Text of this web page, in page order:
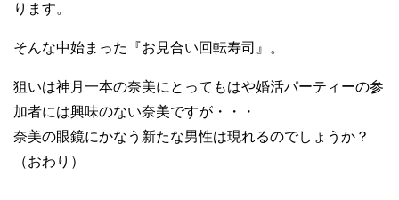
ります。
そんな中始まった『お見合い回転寿司』。
狙いは神月一本の奈美にとってもはや婚活パーティーの参
加者には興味のない奈美ですが・・・
奈美の眼鏡にかなう新たな男性は現れるのでしょうか？
（おわり）